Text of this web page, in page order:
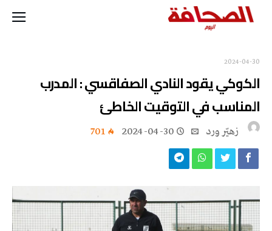
2024-04-30
الكوكي يقود النادي الصفاقسي : المدرب
المناسب في التوقيت الخاطئ
زهيّر‭ ‬ورد 2024-04-30
701